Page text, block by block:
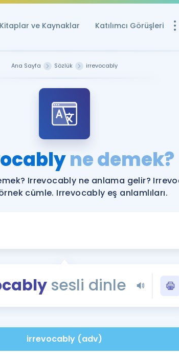
Kitaplar ve Kaynaklar Katılımcı Görüşleri
Ücretsiz
YDS ve YÖKDİL
YDS ve YÖKDİL'e
Tüm ÖSYM
YDS - YÖKDİL
İngilizce
Ana Sayfa Sözlük irrevocably
ne demek?
Irrevocably ne anlama gelir?
cümle. Irrevocably eş anlamlıları.
sesli dinle
irrevocably (adv)